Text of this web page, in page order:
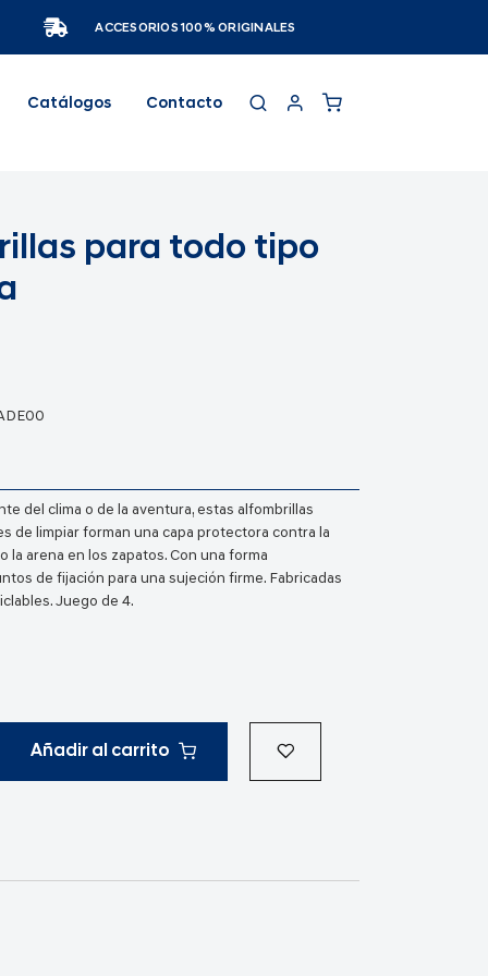
ACCESORIOS 100% ORIGINALES
Catálogos Contacto
para todo tipo
del clima o de la aventura, estas alfombrillas
de limpiar forman una capa protectora contra la
la arena en los zapatos. Con una forma
de fijación para una sujeción firme. Fabricadas
Juego de 4.
Añadir al carrito